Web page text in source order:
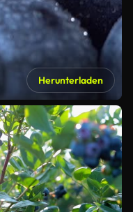
Herunterladen